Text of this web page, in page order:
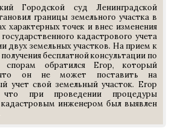
Городской суд Ленинградской
границы земельного участка в
характерных точек и внес изменения
кадастрового учета
двух земельных участков. На прием к
бесплатной консультации по
спорам обратился Егор, который
что он не может поставить на
учет свой земельный участок. Егор
что при проведении процедуры
инженером был выявлен